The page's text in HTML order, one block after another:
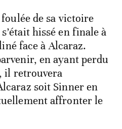
de sa victoire
hissé en finale à
face à Alcaraz.
en ayant perdu
il retrouvera
soit Sinner en
affronter le